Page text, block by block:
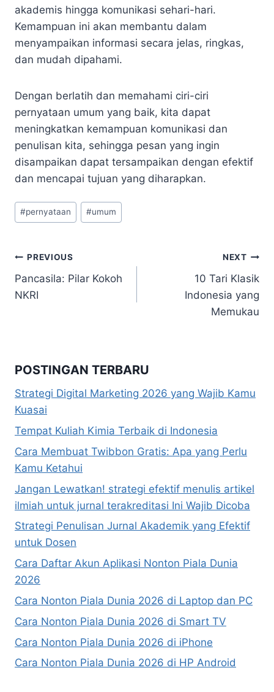
akademis hingga komunikasi sehari-hari.
Kemampuan ini akan membantu dalam
menyampaikan informasi secara jelas, ringkas,
dan mudah dipahami.
Dengan berlatih dan memahami ciri-ciri
pernyataan umum yang baik, kita dapat
meningkatkan kemampuan komunikasi dan
penulisan kita, sehingga pesan yang ingin
disampaikan dapat tersampaikan dengan efektif
dan mencapai tujuan yang diharapkan.
Post
Tags:
#pernyataan #umum
Navigasi
pos
PREVIOUS
Pancasila: Pilar Kokoh
NKRI
NEXT
10 Tari Klasik
Indonesia yang
Memukau
POSTINGAN TERBARU
Strategi Digital Marketing 2026 yang Wajib Kamu
Kuasai
Tempat Kuliah Kimia Terbaik di Indonesia
Cara Membuat Twibbon Gratis: Apa yang Perlu
Kamu Ketahui
Jangan Lewatkan! strategi efektif menulis artikel
ilmiah untuk jurnal terakreditasi Ini Wajib Dicoba
Strategi Penulisan Jurnal Akademik yang Efektif
untuk Dosen
Cara Daftar Akun Aplikasi Nonton Piala Dunia
2026
Cara Nonton Piala Dunia 2026 di Laptop dan PC
Cara Nonton Piala Dunia 2026 di Smart TV
Cara Nonton Piala Dunia 2026 di iPhone
Cara Nonton Piala Dunia 2026 di HP Android